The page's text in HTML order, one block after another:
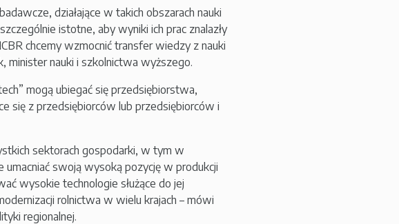
działające w takich obszarach nauki
istotne, aby wyniki ich prac znalazły
chcemy wzmocnić transfer wiedzy z nauki
minister nauki i szkolnictwa wyższego.
mogą ubiegać się przedsiębiorstwa,
się z przedsiębiorców lub przedsiębiorców i
sektorach gospodarki, w tym w
swoją wysoką pozycję w produkcji
wysokie technologie służące do jej
rolnictwa w wielu krajach – mówi
regionalnej.